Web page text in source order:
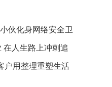
伙化身网络安全卫
在人生路上冲刺追
户用整理重塑生活